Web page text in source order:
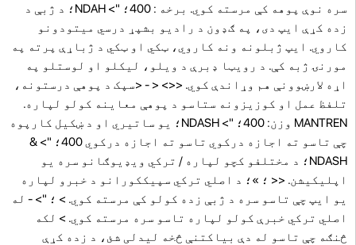
سره نوې پوهه کې مرسته کوي. برخه : 400؛ "> NDAH؛ د ژبې د
زده کړې ایپ دی، په ګډون د رادیو بشپړ درسي میتودونو
کاروي. ایپ ژبلونه ونه کاروي، ټکي او ټکي د ژباړې پرته په
مورنۍ ژبه کې. د رویټا ډبرې د ویلو، لیکلو او لوستلو په
اړه لارښوونې هم وړاندې کوي. <<> < - <سپک د پوهې درستونه،
تلفظ عمل او کوزیزونه ستاسو د پوهې معاینه کولو لپاره.
MANTREN وزن: 400؛ "> NDASH؛ یو ساتیري او د ښکیل کارپوه
چې تاسو ته اجازه درکوي تاسو ته اجازه درکوي 400؛ "> &
NDASH؛ د مختلفو کچو لپاره / ترکي ویډیوګانو سره یو
اپلیکیشن. << ؛ »؛ د اصلي ترکي سپیککورانو د خبرو لپاره
یو ایپ چې تاسو سره د ژبې زده کولو کې مرسته کوي. > ؛ "> - له
اصلي ترکي خبرې کولو لپاره تاسو سره مرسته کوي. > لکه
څنګه چې تاسو له دې بیاکتنې څخه لیدلی شئ، د زده کړې